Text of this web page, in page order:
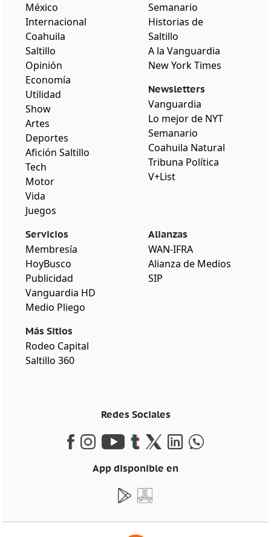
México
Internacional
Coahuila
Saltillo
Opinión
Economía
Utilidad
Show
Artes
Deportes
Afición Saltillo
Tech
Motor
Vida
Juegos
Semanario
Historias de
Saltillo
A la Vanguardia
New York Times
Newsletters
Vanguardia
Lo mejor de NYT
Semanario
Coahuila Natural
Tribuna Política
V+List
Servicios
Membresía
HoyBusco
Publicidad
Vanguardia HD
Medio Pliego
Más Sitios
Rodeo Capital
Saltillo 360
Alianzas
WAN-IFRA
Alianza de Medios
SIP
Redes Sociales
App disponible en